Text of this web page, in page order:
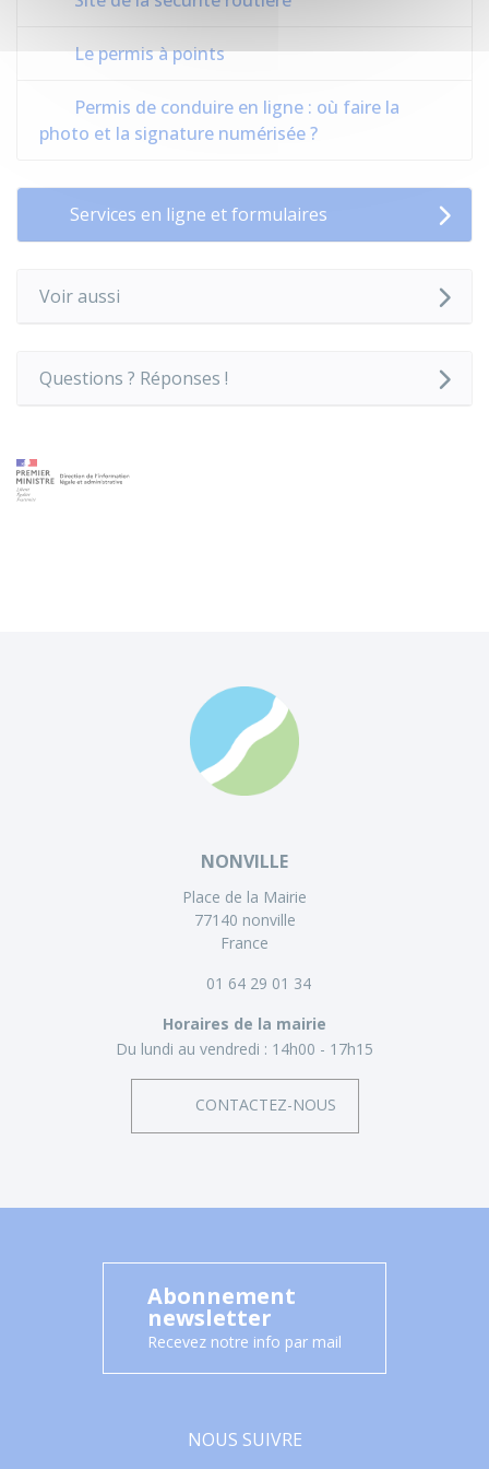
Le permis à points
Permis de conduire en ligne : où faire la
photo et la signature numérisée ?
Services en ligne et formulaires
Voir aussi
Questions ? Réponses !
NONVILLE
Place de la Mairie
77140 nonville
France
01 64 29 01 34
Horaires de la mairie
Du lundi au vendredi : 14h00 - 17h15
CONTACTEZ-NOUS
Abonnement
newsletter
Recevez notre info par mail
NOUS SUIVRE